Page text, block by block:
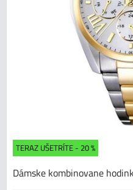
TERAZ UŠETRÍTE - 20 %
Dámske kombinovane